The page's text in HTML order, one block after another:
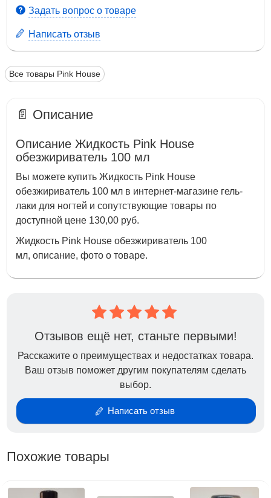
Задать вопрос о товаре
Написать отзыв
Все товары Pink House
📄 Описание
Описание Жидкость Pink House
обезжириватель 100 мл
Вы можете купить Жидкость Pink House
обезжириватель 100 мл в интернет-магазине гель-
лаки для ногтей и сопутствующие товары по
доступной цене 130,00 руб.
Жидкость Pink House обезжириватель 100
мл, описание, фото о товаре.
Отзывов ещё нет, станьте первыми!
Расскажите о преимуществах и недостатках товара.
Ваш отзыв поможет другим покупателям сделать
выбор.
Написать отзыв
Похожие товары